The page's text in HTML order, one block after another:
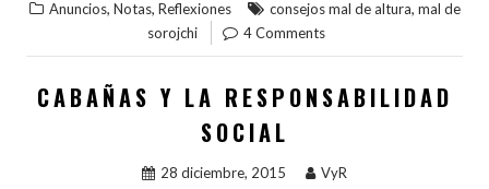
b
o
o
er es
t
bl
r
dI
n
s
A
p
m
p
ar
ti
r
Anuncios, Notas, Reflexiones consejos mal de altura, mal de
sorojchi
4 Comments
CABAÑAS Y LA RESPONSABILIDAD
SOCIAL
28 diciembre, 2015 VyR